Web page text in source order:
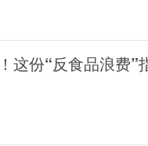
这份“反食品浪费”